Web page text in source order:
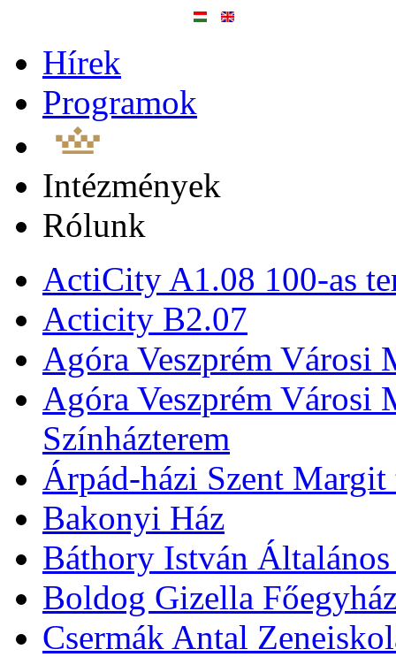
Hírek
Programok
Intézmények
Rólunk
ActiCity A1.08 100-as
Acticity B2.07
Agóra Veszprém Városi
Agóra Veszprém Városi
Színházterem
Árpád-házi Szent
Bakonyi Ház
Báthory István
Boldog Gizella
Csermák Antal